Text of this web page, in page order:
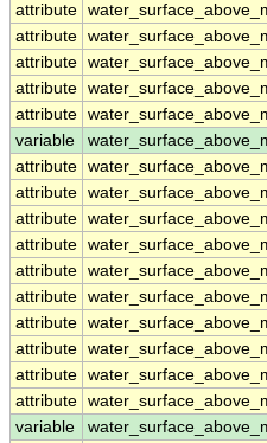
attribute
attribute
attribute
attribute
attribute
variable
attribute
attribute
attribute
attribute
attribute
attribute
attribute
attribute
attribute
attribute
variable